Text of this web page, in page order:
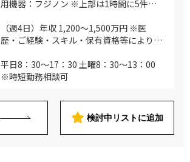
用機器：フジノン ※上部は1時間に5件程
結果説明・読影・産業医業務など医師のス
キル・経験により応相談
（週4日）年収 1,200～1,500万円 ※医
歴・ご経験・スキル・保有資格等により応
平日8：30～17：30 土曜8：30～13：00
※時短勤務相談可
検討中リストに追加